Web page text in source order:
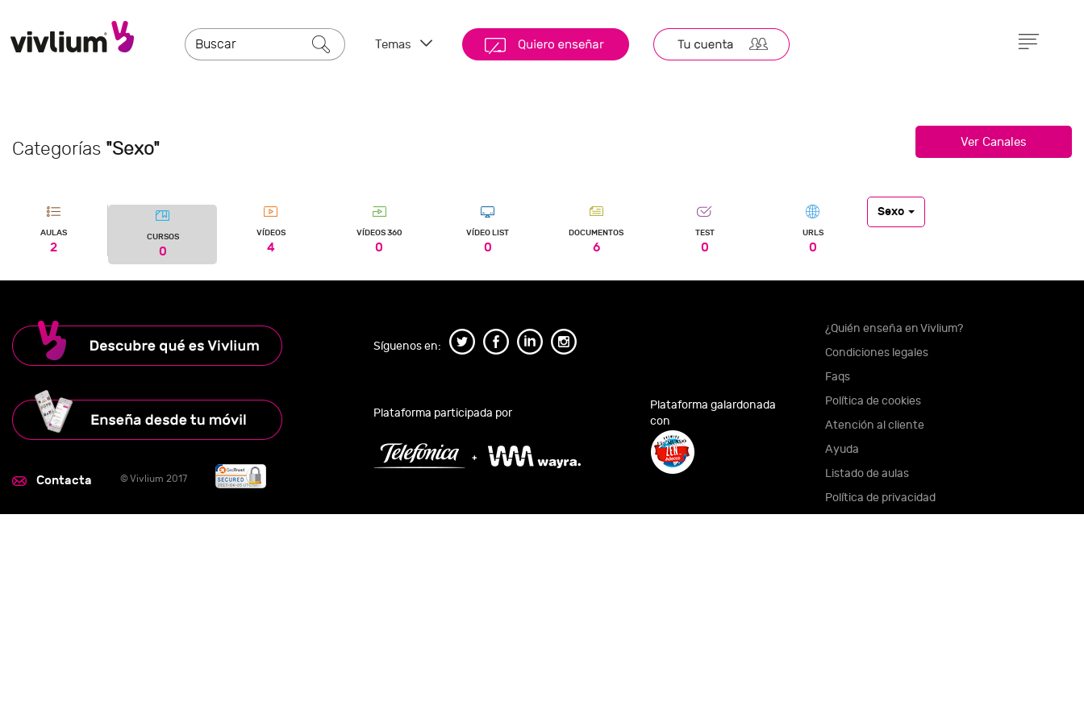
Temas
Categorías "Sexo"
AULAS
2
CURSOS
0
VÍDEOS
4
VÍDEOS 360
0
VÍDEO LIST
0
DOCUMENTOS
6
TEST
0
URLS
0
Sexo
Contacta © Vivlium 2017
Síguenos en:
Plataforma participada por
Plataforma galardonada
con
¿Quién enseña en Vivlium?
Condiciones legales
Faqs
Política de cookies
Atención al cliente
Ayuda
Listado de aulas
Política de privacidad